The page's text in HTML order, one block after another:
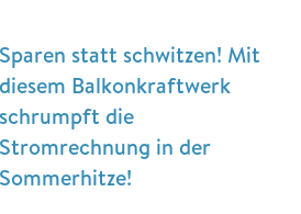
Sparen statt schwitzen! Mit
diesem Balkonkraftwerk
schrumpft die
Stromrechnung in der
Sommerhitze!